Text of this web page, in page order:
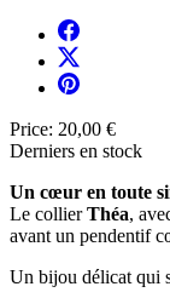
Price: 20,00 €
Derniers en stock
Un cœur en toute
Le collierThéa,
avant un pendentif
Un bijou délicat qui